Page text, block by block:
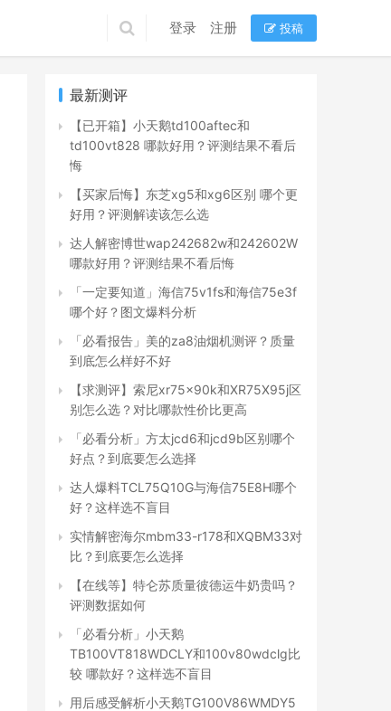
登录 注册 投稿
最新测评
【已开箱】小天鹅td100aftec和
td100vt828 哪款好用？评测结果不看后
悔
【买家后悔】东芝xg5和xg6区别 哪个更
好用？评测解读该怎么选
达人解密博世wap242682w和242602W
哪款好用？评测结果不看后悔
「一定要知道」海信75v1fs和海信75e3f
哪个好？图文爆料分析
「必看报告」美的za8油烟机测评？质量
到底怎么样好不好
【求测评】索尼xr75x90k和XR75X95j区
别怎么选？对比哪款性价比更高
「必看分析」方太jcd6和jcd9b区别哪个
好点？到底要怎么选择
达人爆料TCL75Q10G与海信75E8H哪个
好？这样选不盲目
实情解密海尔mbm33-r178和XQBM33对
比？到底要怎么选择
【在线等】特仑苏质量彼德运牛奶贵吗？
评测数据如何
「必看分析」小天鹅
TB100VT818WDCLY和100v80wdclg比
较 哪款好？这样选不盲目
用后感受解析小天鹅TG100V86WMDY5